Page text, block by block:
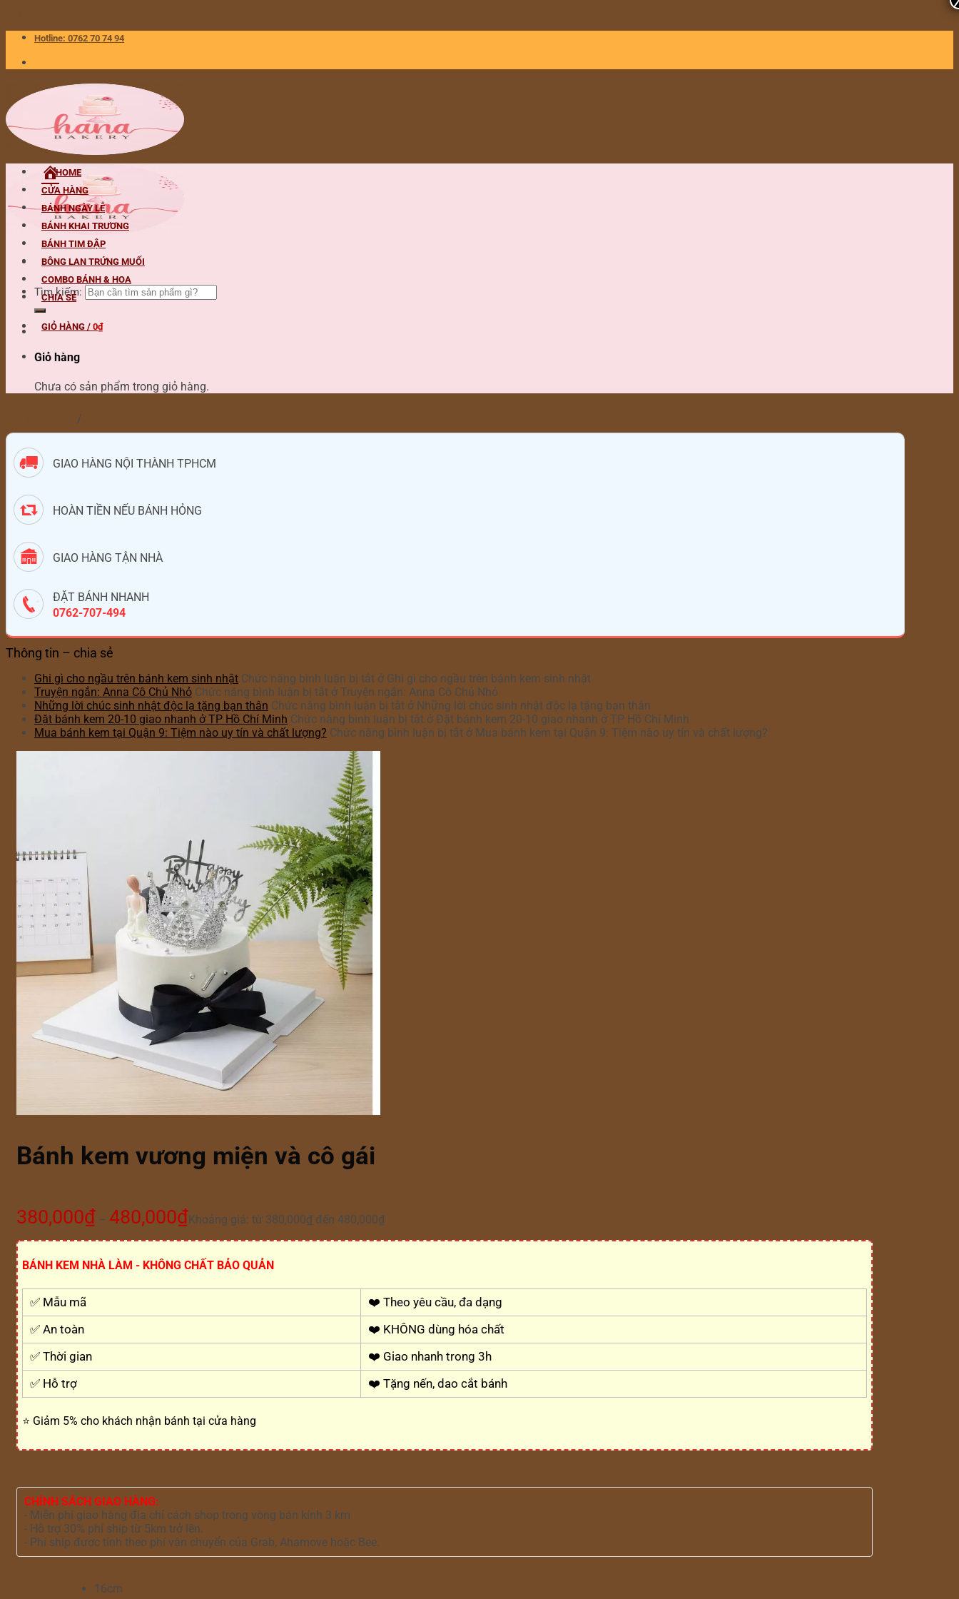
Hotline: 0762 70 74 94
Tìm kiếm:
HOME
CỬA HÀNG
BÁNH NGÀY LỄ
BÁNH KHAI TRƯƠNG
BÁNH TIM ĐẬP
BÔNG LAN TRỨNG MUỐI
COMBO BÁNH & HOA
CHIA SẺ
GIỎ HÀNG / 0₫
Giỏ hàng
Chưa có sản phẩm trong giỏ hàng.
/
GIAO HÀNG NỘI THÀNH TPHCM
HOÀN TIỀN NẾU BÁNH HỎNG
GIAO HÀNG TẬN NHÀ
ĐẶT BÁNH NHANH
0762-707-494
Thông tin – chia sẻ
Ghi gì cho ngầu trên bánh kem sinh nhật Chức năng bình luận bị tắt ở Ghi gì cho ngầu trên bánh kem sinh nhật
Truyện ngắn: Anna Cô Chủ Nhỏ Chức năng bình luận bị tắt ở Truyện ngắn: Anna Cô Chủ Nhỏ
Những lời chúc sinh nhật độc lạ tặng bạn thân Chức năng bình luận bị tắt ở Những lời chúc sinh nhật độc lạ tặng bạn thân
Đặt bánh kem 20-10 giao nhanh ở TP Hồ Chí Minh Chức năng bình luận bị tắt ở Đặt bánh kem 20-10 giao nhanh ở TP Hồ Chí Minh
Mua bánh kem tại Quận 9: Tiệm nào uy tín và chất lượng? Chức năng bình luận bị tắt ở Mua bánh kem tại Quận 9: Tiệm nào uy tín và chất lượng?
Bánh kem vương miện và cô gái
380,000₫ – 480,000₫Khoảng giá: từ 380,000₫ đến 480,000₫
BÁNH KEM NHÀ LÀM - KHÔNG CHẤT BẢO QUẢN
✅ Mẫu mã
❤️ Theo yêu cầu, đa dạng
✅ An toàn
❤️ KHÔNG dùng hóa chất
✅ Thời gian
❤️ Giao nhanh trong 3h
✅ Hỗ trợ
❤️ Tặng nến, dao cắt bánh
⭐ Giảm 5% cho khách nhận bánh tại cửa hàng
CHÍNH SÁCH GIAO HÀNG:
- Miễn phí giao hàng địa chỉ cách shop trong vòng bán kính 3 km
- Hỗ trợ 30% phí ship từ 5km trở lên.
- Phí ship được tính theo phí vận chuyển của Grab, Ahamove hoặc Bee.
16cm